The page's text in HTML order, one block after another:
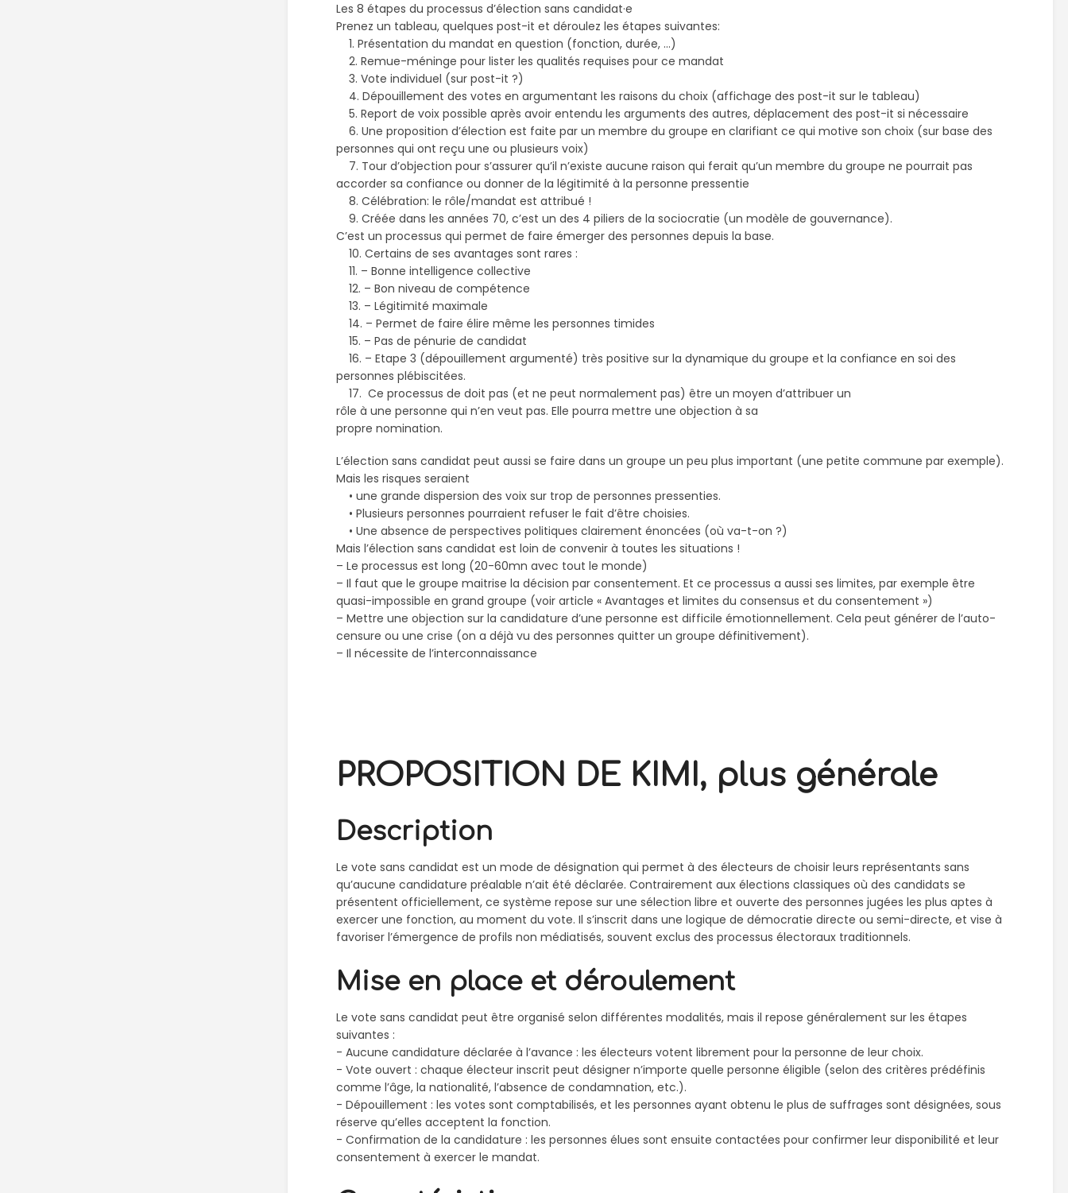
Les 8 étapes du processus d’élection sans candidat·e
Prenez un tableau, quelques post-it et déroulez les étapes suivantes:
1. Présentation du mandat en question (fonction, durée, …)
2. Remue-méninge pour lister les qualités requises pour ce mandat
3. Vote individuel (sur post-it ?)
4. Dépouillement des votes en argumentant les raisons du choix (affichage des post-it sur le tableau)
5. Report de voix possible après avoir entendu les arguments des autres, déplacement des post-it si nécessaire
6. Une proposition d’élection est faite par un membre du groupe en clarifiant ce qui motive son choix (sur base des
personnes qui ont reçu une ou plusieurs voix)
7. Tour d’objection pour s’assurer qu’il n’existe aucune raison qui ferait qu’un membre du groupe ne pourrait pas
accorder sa confiance ou donner de la légitimité à la personne pressentie
8. Célébration: le rôle/mandat est attribué !
9. Créée dans les années 70, c’est un des 4 piliers de la sociocratie (un modèle de gouvernance).
C’est un processus qui permet de faire émerger des personnes depuis la base.
10. Certains de ses avantages sont rares :
11. – Bonne intelligence collective
12. – Bon niveau de compétence
13. – Légitimité maximale
14. – Permet de faire élire même les personnes timides
15. – Pas de pénurie de candidat
16. – Etape 3 (dépouillement argumenté) très positive sur la dynamique du groupe et la confiance en soi des
personnes plébiscitées.
17. Ce processus de doit pas (et ne peut normalement pas) être un moyen d’attribuer un
rôle à une personne qui n’en veut pas. Elle pourra mettre une objection à sa
propre nomination.
L’élection sans candidat peut aussi se faire dans un groupe un peu plus important (une petite commune par exemple).
Mais les risques seraient
• une grande dispersion des voix sur trop de personnes pressenties.
• Plusieurs personnes pourraient refuser le fait d’être choisies.
• Une absence de perspectives politiques clairement énoncées (où va-t-on ?)
Mais l’élection sans candidat est loin de convenir à toutes les situations !
– Le processus est long (20-60mn avec tout le monde)
– Il faut que le groupe maitrise la décision par consentement. Et ce processus a aussi ses limites, par exemple être
quasi-impossible en grand groupe (voir article « Avantages et limites du consensus et du consentement »)
– Mettre une objection sur la candidature d’une personne est difficile émotionnellement. Cela peut générer de l’auto-
censure ou une crise (on a déjà vu des personnes quitter un groupe définitivement).
– Il nécessite de l’interconnaissance
PROPOSITION DE KIMI, plus générale
Description
Le vote sans candidat est un mode de désignation qui permet à des électeurs de choisir leurs représentants sans
qu’aucune candidature préalable n’ait été déclarée. Contrairement aux élections classiques où des candidats se
présentent officiellement, ce système repose sur une sélection libre et ouverte des personnes jugées les plus aptes à
exercer une fonction, au moment du vote. Il s’inscrit dans une logique de démocratie directe ou semi-directe, et vise à
favoriser l’émergence de profils non médiatisés, souvent exclus des processus électoraux traditionnels.
Mise en place et déroulement
Le vote sans candidat peut être organisé selon différentes modalités, mais il repose généralement sur les étapes
suivantes :
- Aucune candidature déclarée à l’avance : les électeurs votent librement pour la personne de leur choix.
- Vote ouvert : chaque électeur inscrit peut désigner n’importe quelle personne éligible (selon des critères prédéfinis
comme l’âge, la nationalité, l’absence de condamnation, etc.).
- Dépouillement : les votes sont comptabilisés, et les personnes ayant obtenu le plus de suffrages sont désignées, sous
réserve qu’elles acceptent la fonction.
- Confirmation de la candidature : les personnes élues sont ensuite contactées pour confirmer leur disponibilité et leur
consentement à exercer le mandat.